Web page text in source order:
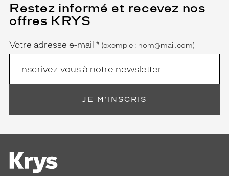
Restez informé et recevez nos
offres KRYS
Name
Votre adresse e-mail *
(Ce
champ
est
obligatoire)
(exemple : nom@mail.com)
JE M'INSCRIS